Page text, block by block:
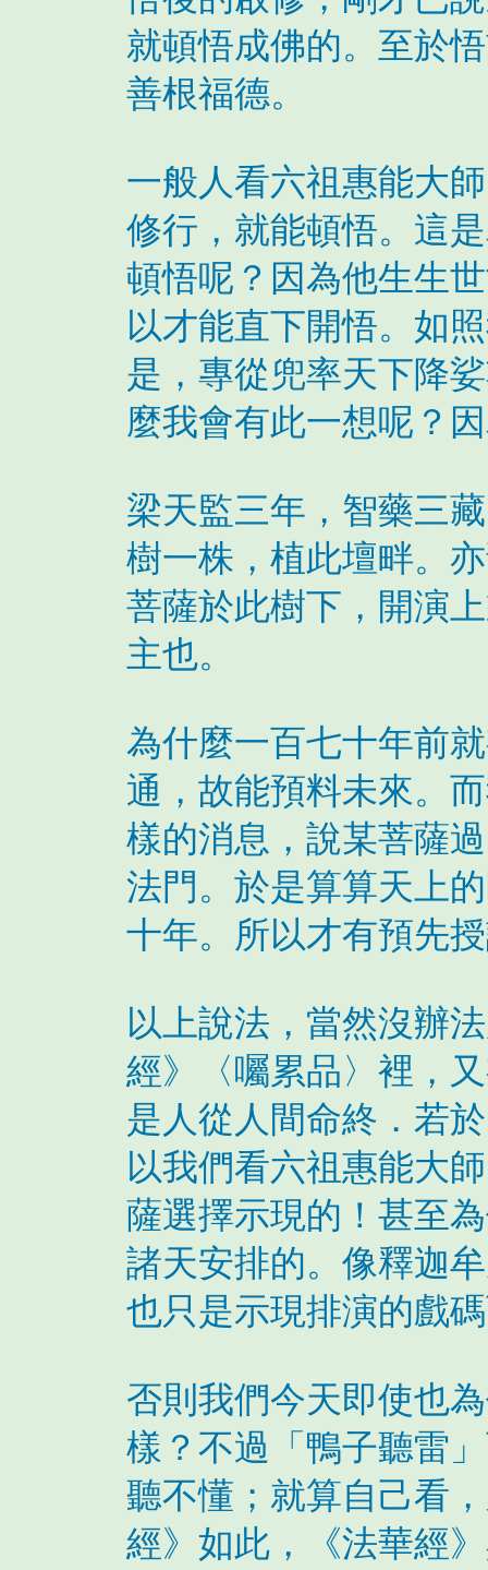
就頓悟成佛的。至於
善根福德。
一般人看六祖惠能大
修行，就能頓悟。這
頓悟呢？因為他生生
以才能直下開悟。如
是，專從兜率天下降
麼我會有此一想呢？
梁天監三年，智藥三
樹一株，植此壇畔。
菩薩於此樹下，開演
主也。
為什麼一百七十年前
通，故能預料未來。
樣的消息，說某菩薩
法門。於是算算天上
十年。所以才有預先
以上說法，當然沒辦
經》〈囑累品〉裡，
是人從人間命終．若
以我們看六祖惠能大
薩選擇示現的！甚至
諸天安排的。像釋迦
也只是示現排演的戲
否則我們今天即使也
樣？不過「鴨子聽雷
聽不懂；就算自己看
經》如此，《法華經